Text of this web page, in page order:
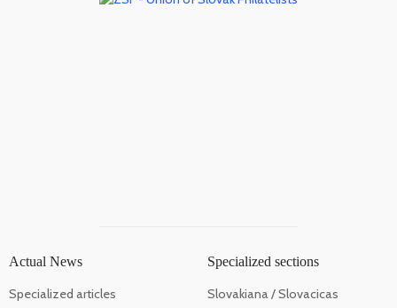
Actual News
Specialized articles
Specialized sections
Slovakiana / Slovacicas